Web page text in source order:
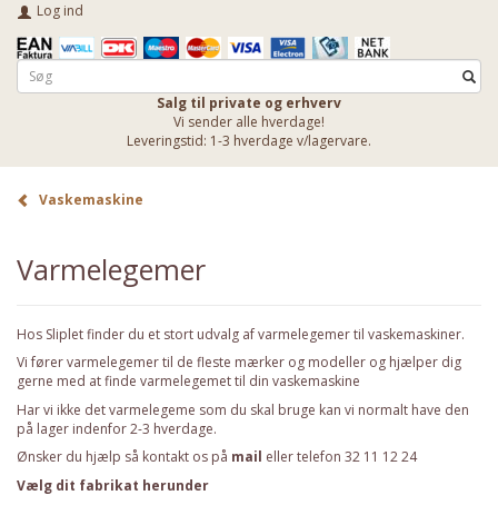
Log ind
Salg til private og erhverv
Vi sender alle hverdage!
Leveringstid: 1-3 hverdage v/lagervare.
Vaskemaskine
Varmelegemer
Hos Sliplet finder du et stort udvalg af varmelegemer til vaskemaskiner.
Vi fører varmelegemer til de fleste mærker og modeller og hjælper dig
gerne med at finde varmelegemet til din vaskemaskine
Har vi ikke det varmelegeme som du skal bruge kan vi normalt have den
på lager indenfor 2-3 hverdage.
Ønsker du hjælp så kontakt os på mail eller telefon 32 11 12 24
Vælg dit fabrikat herunder